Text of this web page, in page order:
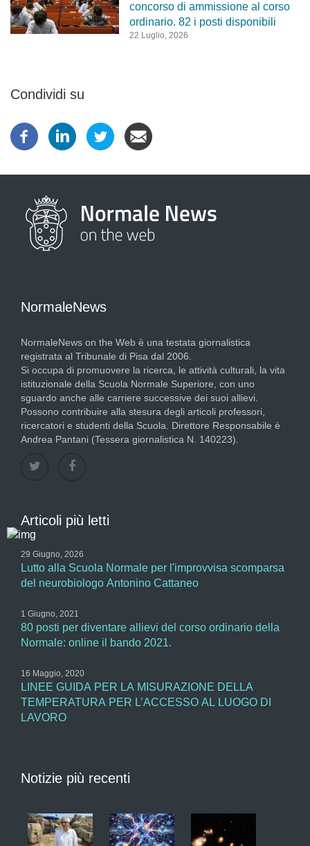
concorso di ammissione al corso
ordinario. 82 i posti disponibili
22 Luglio, 2026
Condividi su
NormaleNews
NormaleNews on the Web è una testata giornalistica
registrata al Tribunale di Pisa dal 2006.
Si occupa di promuovere la ricerca, le attività culturali, la vita
istituzionale della Scuola Normale Superiore, con uno
sguardo anche alle carriere successive dei suoi allievi.
Possono contribuire alla stesura degli articoli professori,
ricercatori e studenti della Scuola. Direttore Responsabile è
Andrea Pantani (Tessera giornalistica N. 140223).
Articoli più letti
29 Giugno, 2026
Lutto alla Scuola Normale per l'improvvisa scomparsa
del neurobiologo Antonino Cattaneo
1 Giugno, 2021
80 posti per diventare allievi del corso ordinario della
Normale: online il bando 2021.
16 Maggio, 2020
LINEE GUIDA PER LA MISURAZIONE DELLA
TEMPERATURA PER L’ACCESSO AL LUOGO DI
LAVORO
Notizie più recenti